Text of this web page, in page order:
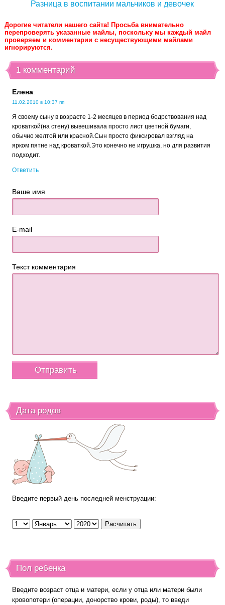
Разница в воспитании мальчиков и девочек
Дорогие читатели нашего сайта! Просьба внимательно
перепроверять указанные майлы, поскольку мы каждый майл
проверяем и комментарии с несуществующими майлами
игнорируются.
1 комментарий
Елена:
11.02.2010 в 10:37 пп
Я своему сыну в возрасте 1-2 месяцев в период бодрствования над
кроваткой(на стену) вывешивала просто лист цветной бумаги,
обычно желтой или красной.Сын просто фиксировал взгляд на
ярком пятне над кроваткой.Это конечно не игрушка, но для развития
подходит.
Ответить
Ваше имя
E-mail
Текст комментария
Дата родов
Введите первый день последней менструации:
Пол ребенка
Введите возраст отца и матери, если у отца или матери были
кровопотери (операции, донорство крови, роды), то введи